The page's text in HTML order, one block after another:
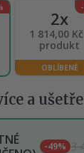
2x
1 814,00
produkt
OBLÍBENÉ
a
-49% 3